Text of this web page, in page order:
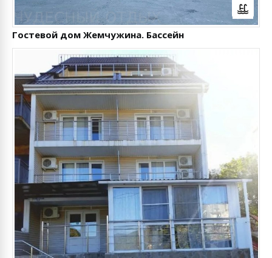
Гостевой дом Жемчужина. Бассейн